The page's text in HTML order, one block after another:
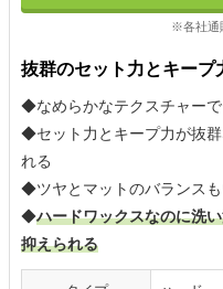
※各社通
抜群のセット力とキープ
◆なめらかなテクスチャー
◆セット力とキープ力が抜
れる
◆ツヤとマットのバランスも
◆ハードワックスなのに洗
抑えられる